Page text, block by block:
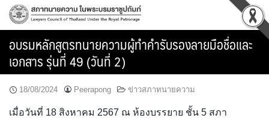
Skip
อบรมหลักสูตรทนายความผู้ทำคำรับรองลายมือชื่อและ
เอกสาร รุ่นที่ 49 (วันที่ 2)
18/08/2024 Peerapong ข่าวสภาทนายความ
เมื่อวันที่ 18 สิงหาคม 2567 ณ ห้องบรรยาย ชั้น 5 สภา